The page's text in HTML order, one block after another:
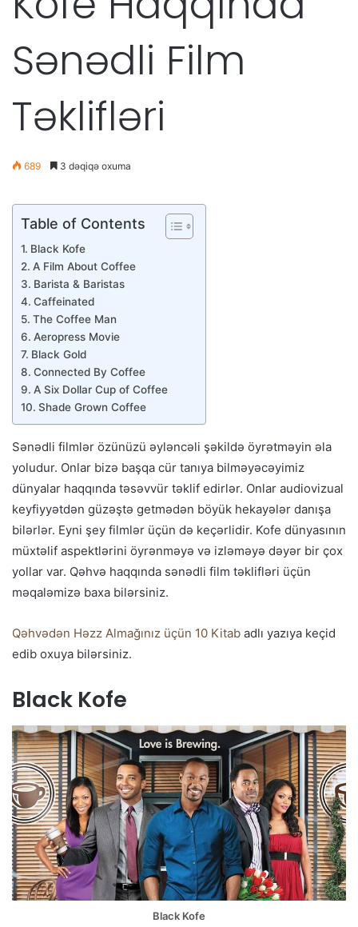
Sənədli Film
Təklifləri
689 3 dəqiqə oxuma
Table of Contents
Black Kofe
A Film About Coffee
Barista & Baristas
Caffeinated
The Coffee Man
Aeropress Movie
Black Gold
Connected By Coffee
A Six Dollar Cup of Coffee
Shade Grown Coffee
Sənədli filmlər özünüzü əyləncəli şəkildə öyrətməyin əla
yoludur. Onlar bizə başqa cür tanıya bilməyəcəyimiz
dünyalar haqqında təsəvvür təklif edirlər. Onlar audiovizual
keyfiyyətdən güzəştə getmədən böyük hekayələr danışa
bilərlər. Eyni şey filmlər üçün də keçərlidir. Kofe dünyasının
müxtəlif aspektlərini öyrənməyə və izləməyə dəyər bir çox
yollar var. Qəhvə haqqında sənədli film təklifləri üçün
məqaləmizə baxa bilərsiniz.
Qəhvədən Həzz Almağınız üçün 10 Kitab adlı yazıya keçid
edib oxuya bilərsiniz.
Black Kofe
Black Kofe